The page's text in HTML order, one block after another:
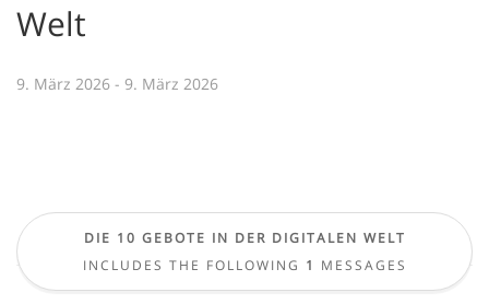
Welt
9. März 2026 - 9. März 2026
DIE 10 GEBOTE IN DER DIGITALEN WELT
INCLUDES THE FOLLOWING 1 MESSAGES